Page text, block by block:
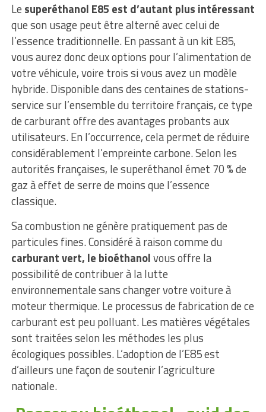
Le superéthanol E85 est d’autant plus intéressant
que son usage peut être alterné avec celui de
l’essence traditionnelle. En passant à un kit E85,
vous aurez donc deux options pour l’alimentation de
votre véhicule, voire trois si vous avez un modèle
hybride. Disponible dans des centaines de stations-
service sur l’ensemble du territoire français, ce type
de carburant offre des avantages probants aux
utilisateurs. En l’occurrence, cela permet de réduire
considérablement l’empreinte carbone. Selon les
autorités françaises, le superéthanol émet 70 % de
gaz à effet de serre de moins que l’essence
classique.
Sa combustion ne génère pratiquement pas de
particules fines. Considéré à raison comme du
carburant vert, le bioéthanolvous offre la
possibilité de contribuer à la lutte
environnementale sans changer votre voiture à
moteur thermique. Le processus de fabrication de ce
carburant est peu polluant. Les matières végétales
sont traitées selon les méthodes les plus
écologiques possibles. L’adoption de l’E85 est
d’ailleurs une façon de soutenir l’agriculture
nationale.